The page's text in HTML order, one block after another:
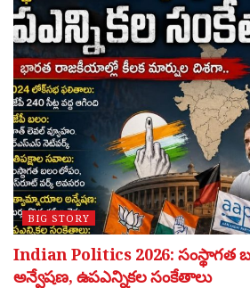
BIG STORY
Indian Politics 2026:
అన్వేషణ, ఉపఎన్నికల సంకేతాలు